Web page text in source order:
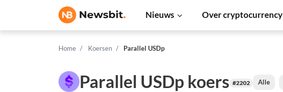
Nieuws Over cryptocurrency
Home Koersen Parallel USDp
Parallel USDp koers #2202 Alle